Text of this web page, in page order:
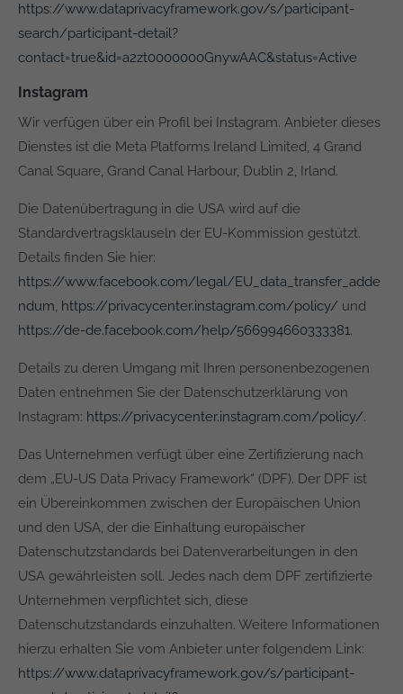
https://www.dataprivacyframework.gov/s/participant-
search/participant-detail?
contact=true&id=a2zt0000000GnywAAC&status=Active
Instagram
Wir verfügen über ein Profil bei Instagram. Anbieter dieses
Dienstes ist die Meta Platforms Ireland Limited, 4 Grand
Canal Square, Grand Canal Harbour, Dublin 2, Irland.
Die Datenübertragung in die USA wird auf die
Standardvertragsklauseln der EU-Kommission gestützt.
Details finden Sie hier:
https://www.facebook.com/legal/EU_data_transfer_adde
ndum, https://privacycenter.instagram.com/policy/ und
https://de-de.facebook.com/help/566994660333381.
Details zu deren Umgang mit Ihren personenbezogenen
Daten entnehmen Sie der Datenschutzerklärung von
Instagram: https://privacycenter.instagram.com/policy/.
Das Unternehmen verfügt über eine Zertifizierung nach
dem „EU-US Data Privacy Framework“ (DPF). Der DPF ist
ein Übereinkommen zwischen der Europäischen Union
und den USA, der die Einhaltung europäischer
Datenschutzstandards bei Datenverarbeitungen in den
USA gewährleisten soll. Jedes nach dem DPF zertifizierte
Unternehmen verpflichtet sich, diese
Datenschutzstandards einzuhalten. Weitere Informationen
hierzu erhalten Sie vom Anbieter unter folgendem Link:
https://www.dataprivacyframework.gov/s/participant-